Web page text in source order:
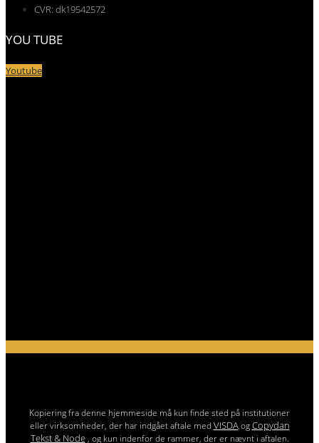
CVR: dk19542572
YOU TUBE
Youtube
Kopiering fra denne hjemmeside må kun finde sted på institutioner
eller virksomheder, der har indgået aftale med VISDAogCopydan
Tekst & Node, og kun indenfor de rammer, der er nævnt i aftalen.